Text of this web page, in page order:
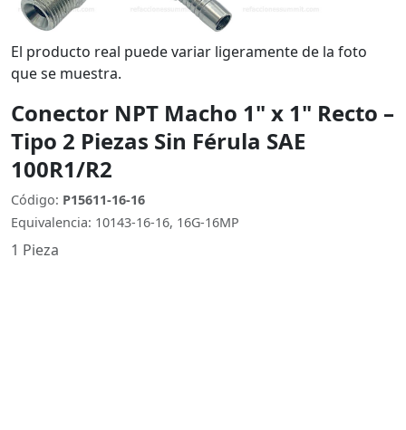
El producto real puede variar ligeramente de la foto
que se muestra.
Conector NPT Macho 1" x 1" Recto –
Tipo 2 Piezas Sin Férula SAE
100R1/R2
Código: P15611-16-16
Equivalencia: 10143-16-16, 16G-16MP
1 Pieza